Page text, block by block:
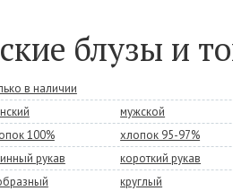
блузы и
в наличии
мужской
100% хлопок 95-97%
рукав
короткий рукав
круглый